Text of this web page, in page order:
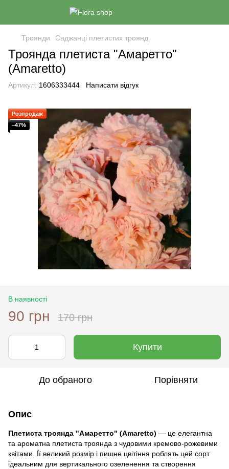
Троянди Саджанці плетистих троянд
Троянда плетиста "Амаретто"
(Amaretto)
Артикул: 1606333444 Написати відгук
Розпродаж
−47%
В наявності
90 грн 170 грн
Купити
До обраного Порівняти
Опис
Плетиста троянда "Амаретто" (Amaretto) — це елегантна
та ароматна плетиста троянда з чудовими кремово-рожевими
квітами. Її великий розмір і пишне цвітіння роблять цей сорт
ідеальним для вертикального озеленення та створення